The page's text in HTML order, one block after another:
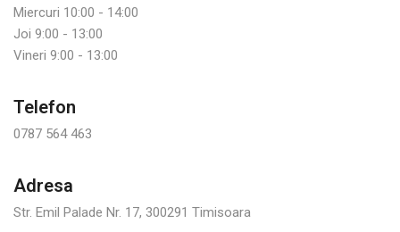
Miercuri 10:00 - 14:00
Joi 9:00 - 13:00
Vineri 9:00 - 13:00
Telefon
0787 564 463
Adresa
Str. Emil Palade Nr. 17, 300291 Timisoara